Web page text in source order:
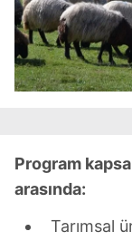
6698 sayılı
hazırlanmış
ilgili mevzuata
almak için lütfen
Program
arasında:
Tarımsal